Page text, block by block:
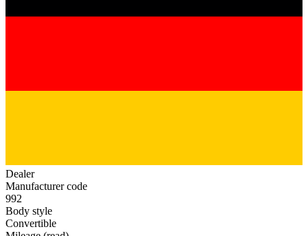
Dealer
Manufacturer code
992
Body style
Convertible